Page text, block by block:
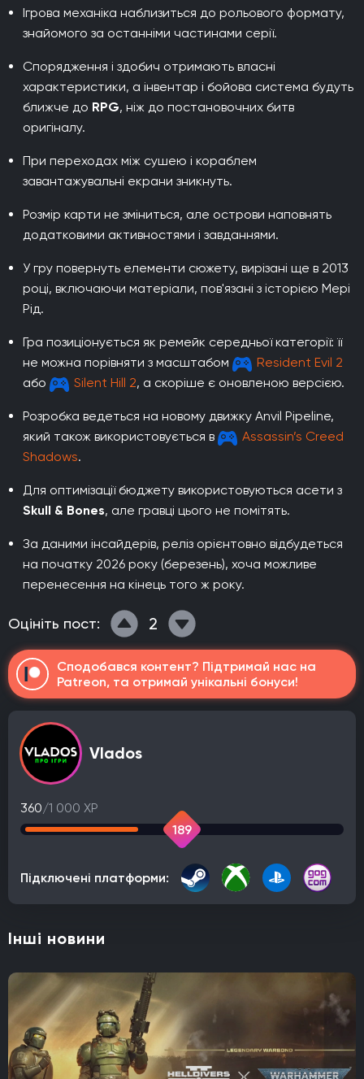
Ігрова механіка наблизиться до рольового формату,
знайомого за останніми частинами серії.
Спорядження і здобич отримають власні
характеристики, а інвентар і бойова система будуть
ближче до RPG, ніж до постановочних битв
оригіналу.
При переходах між сушею і кораблем
завантажувальні екрани зникнуть.
Розмір карти не зміниться, але острови наповнять
додатковими активностями і завданнями.
У гру повернуть елементи сюжету, вирізані ще в 2013
році, включаючи матеріали, пов'язані з історією Мері
Рід.
Гра позиціонується як ремейк середньої категорії: її
не можна порівняти з масштабом
Resident Evil 2
або
Silent Hill 2, а скоріше є оновленою версією.
Розробка ведеться на новому движку Anvil Pipeline,
який також використовується в
Assassin’s Creed
Shadows.
Для оптимізації бюджету використовуються асети з
Skull & Bones, але гравці цього не помітять.
За даними інсайдерів, реліз орієнтовно відбудеться
на початку 2026 року (березень), хоча можливе
перенесення на кінець того ж року.
Оцініть пост: 2
Сподобався контент? Підтримай нас на
Patreon, та отримай унікальні бонуси!
Vlados
360/1 000 XP
189
Підключені платформи:
Інші новини